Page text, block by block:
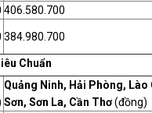
406.580.700
384.980.700
Chuẩn
Quảng Ninh, Hải Phòng, Lào
Sơn, Sơn La, Cần Thơ(đồng)